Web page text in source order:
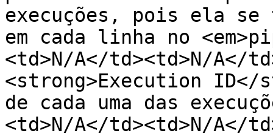
execuções, pois ela
em cada linha no
<td>N/A</td><td>N/A</
<strong>Execution ID</
de cada uma das
<td>N/A</td><td>N/A</